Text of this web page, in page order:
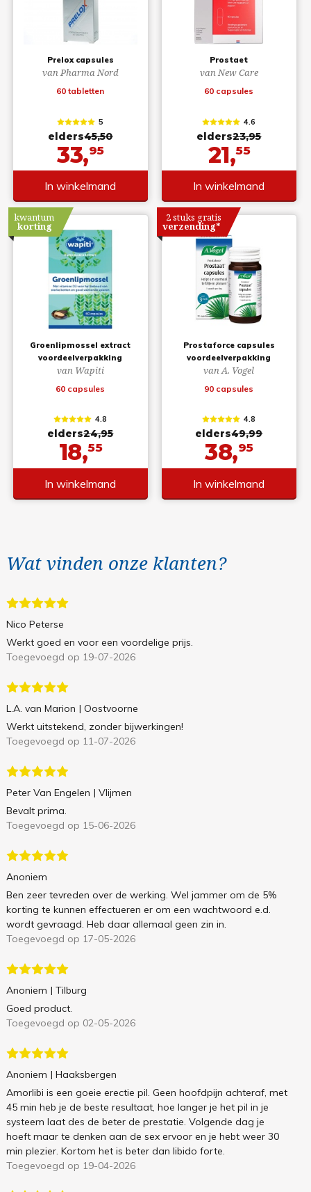
Prelox capsules
van Pharma Nord
60 tabletten
5
elders45,50
33,95
In winkelmand
Prostaet
van New Care
60 capsules
4.6
elders23,95
21,55
In winkelmand
Groenlipmossel extract
voordeelverpakking
van Wapiti
60 capsules
kwantum
korting
4.8
elders24,95
18,55
In winkelmand
Prostaforce capsules
voordeelverpakking
van A. Vogel
90 capsules
2 stuks gratis
verzending*
4.8
elders49,99
38,95
In winkelmand
Wat vinden onze klanten?
Nico Peterse
Werkt goed en voor een voordelige prijs.
Toegevoegd op 19-07-2026
L.A. van Marion | Oostvoorne
Werkt uitstekend, zonder bijwerkingen!
Toegevoegd op 11-07-2026
Peter Van Engelen | Vlijmen
Bevalt prima.
Toegevoegd op 15-06-2026
Anoniem
Ben zeer tevreden over de werking. Wel jammer om de 5%
korting te kunnen effectueren er om een wachtwoord e.d.
wordt gevraagd. Heb daar allemaal geen zin in.
Toegevoegd op 17-05-2026
Anoniem | Tilburg
Goed product.
Toegevoegd op 02-05-2026
Anoniem | Haaksbergen
Amorlibi is een goeie erectie pil. Geen hoofdpijn achteraf, met
45 min heb je de beste resultaat, hoe langer je het pil in je
systeem laat des de beter de prestatie. Volgende dag je
hoeft maar te denken aan de sex ervoor en je hebt weer 30
min plezier. Kortom het is beter dan libido forte.
Toegevoegd op 19-04-2026